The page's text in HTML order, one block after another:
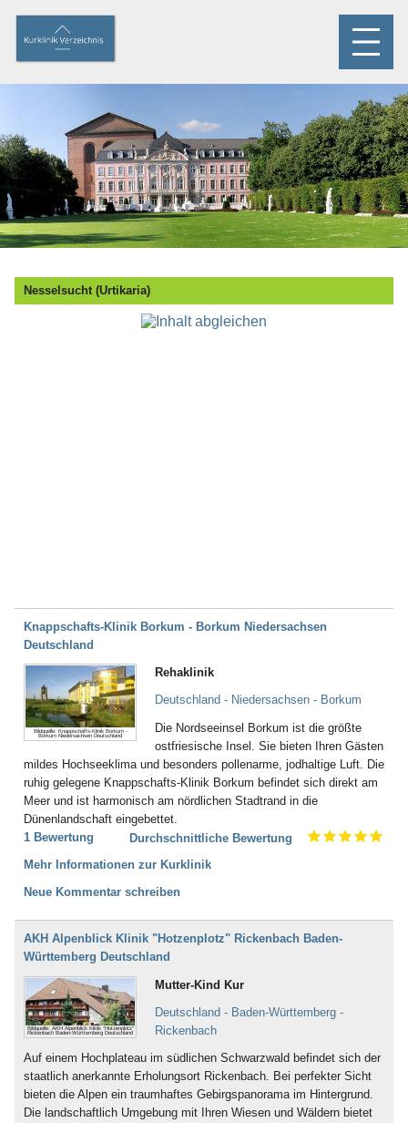
Nesselsucht (Urtikaria)
Knappschafts-Klinik Borkum - Borkum Niedersachsen
Deutschland
Bildquelle: Knappschafts-Klinik Borkum -
Borkum Niedersachsen Deutschland
Rehaklinik
Deutschland - Niedersachsen - Borkum
Die Nordseeinsel Borkum ist die größte
ostfriesische Insel. Sie bieten Ihren Gästen
mildes Hochseeklima und besonders pollenarme, jodhaltige Luft. Die
ruhig gelegene Knappschafts-Klinik Borkum befindet sich direkt am
Meer und ist harmonisch am nördlichen Stadtrand in die
Dünenlandschaft eingebettet.
1 Bewertung
Durchschnittliche Bewertung
Mehr Informationen zur Kurklinik
Neue Kommentar schreiben
AKH Alpenblick Klinik "Hotzenplotz" Rickenbach Baden-
Württemberg Deutschland
Bildquelle: AKH Alpenblick Klinik "Hotzenplotz"
Rickenbach Baden-Württemberg Deutschland
Mutter-Kind Kur
Deutschland - Baden-Württemberg -
Rickenbach
Auf einem Hochplateau im südlichen Schwarzwald befindet sich der
staatlich anerkannte Erholungsort Rickenbach. Bei perfekter Sicht
bieten die Alpen ein traumhaftes Gebirgspanorama im Hintergrund.
Die landschaftlich Umgebung mit Ihren Wiesen und Wäldern bietet